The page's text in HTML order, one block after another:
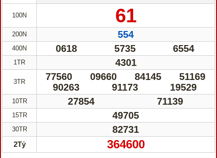
100N 61
200N 554
400N 0618 5735 6554
1TR 4301
3TR 77560 09660 84145
51169
90263
91173 19529
10TR 27854 71139
15TR 49705
30TR 82731
2Tỷ 364600